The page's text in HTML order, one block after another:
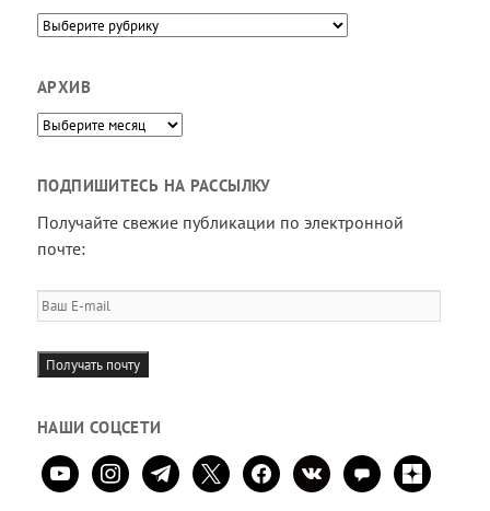
Направления
АРХИВ
Архив
ПОДПИШИТЕСЬ НА РАССЫЛКУ
Получайте свежие публикации по электронной
почте:
Ваш
E-
mail
Получать почту
НАШИ СОЦСЕТИ
youtubeinstagramtelegram
x facebookvkontaktecomment
zen-
yandex